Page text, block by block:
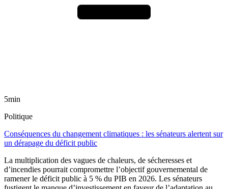
5min
Politique
Conséquences du changement climatiques : les sénateurs alertent sur
un dérapage du déficit public
La multiplication des vagues de chaleurs, de sécheresses et
d’incendies pourrait compromettre l’objectif gouvernemental de
ramener le déficit public à 5 % du PIB en 2026. Les sénateurs